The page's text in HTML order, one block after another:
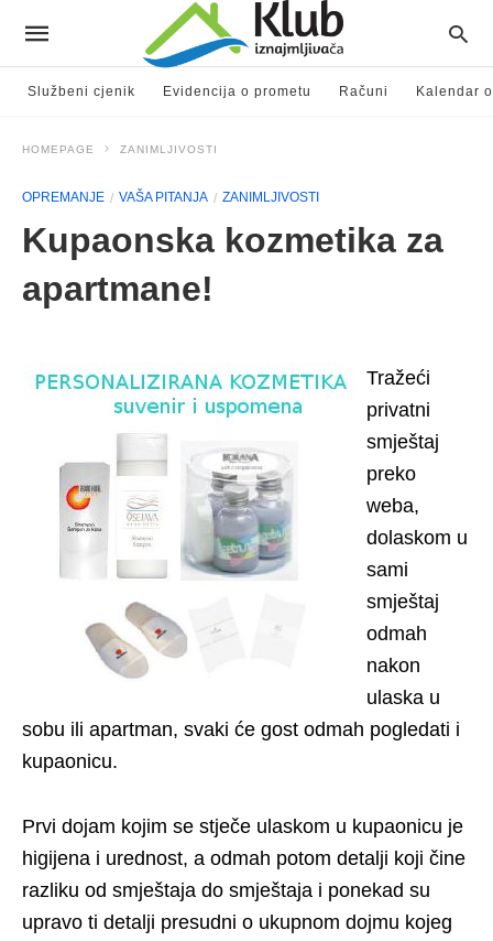
Službeni cjenik Evidencija o prometu Računi Kalendar
HOMEPAGE ZANIMLJIVOSTI
OPREMANJE VAŠA PITANJA ZANIMLJIVOSTI
Kupaonska kozmetika za
apartmane!
Tražeći
privatni
smještaj
preko
weba,
dolaskom u
sami
smještaj
odmah
nakon
ulaska u
sobu ili apartman, svaki će gost odmah pogledati i
kupaonicu.
Prvi dojam kojim se stječe ulaskom u kupaonicu je
higijena i urednost, a odmah potom detalji koji čine
razliku od smještaja do smještaja i ponekad su
upravo ti detalji presudni o ukupnom dojmu kojeg